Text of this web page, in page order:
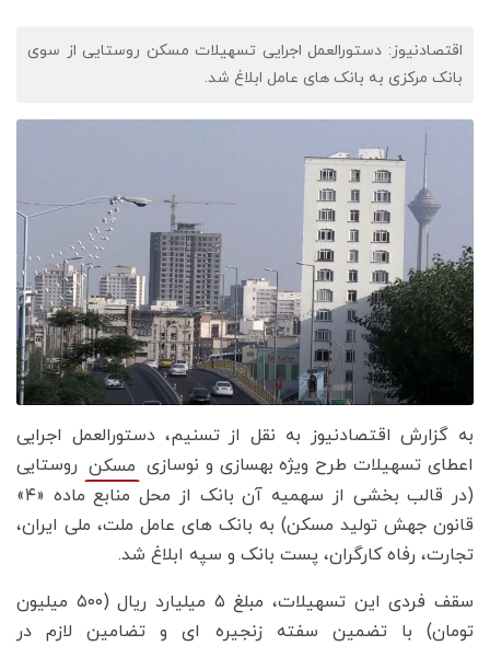
اقتصادنیوز: دستورالعمل اجرایی تسهیلات مسکن روستایی از سوی
بانک مرکزی به بانک های عامل ابلاغ شد.
به گزارش اقتصادنیوز به نقل از تسنیم، دستورالعمل اجرایی
اعطای تسهیلات طرح ویژه بهسازی و نوسازی مسکن روستایی
(در قالب بخشی از سهمیه آن بانک از محل منابع ماده «۴»
قانون جهش تولید مسکن) به بانک های عامل ملت، ملی ایران،
تجارت، رفاه کارگران، پست بانک و سپه ابلاغ شد.
سقف فردی این تسهیلات، مبلغ ۵ میلیارد ریال (۵۰۰ میلیون
تومان) با تضمین سفته زنجیره ای و تضامین لازم در